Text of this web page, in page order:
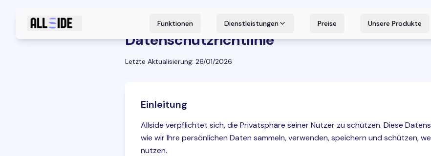
Funktionen Dienstleistungen Preise Unsere Produkte
Datenschutzrichtlinie
Letzte Aktualisierung: 26/01/2026
Einleitung
Allside verpflichtet sich, die Privatsphäre seiner Nutzer zu schützen. Diese
wie wir Ihre persönlichen Daten sammeln, verwenden, speichern und schützen,
nutzen.